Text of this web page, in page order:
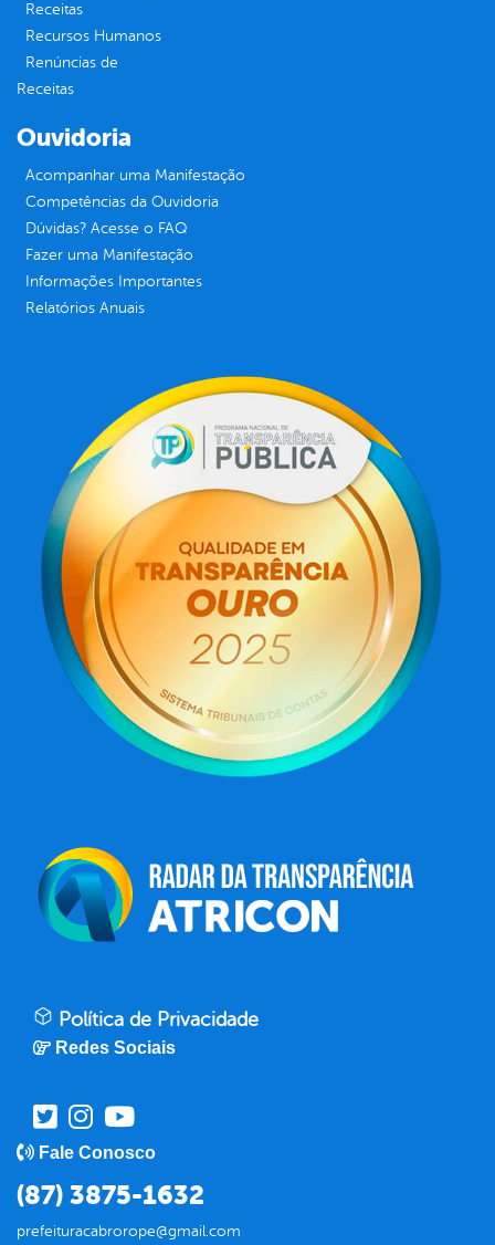
Receitas
Recursos Humanos
Renúncias de
Receitas
Ouvidoria
Acompanhar uma Manifestação
Competências da Ouvidoria
Dúvidas? Acesse o FAQ
Fazer uma Manifestação
Informações Importantes
Relatórios Anuais
Política de Privacidade
Redes Sociais
Fale Conosco
(87) 3875-1632
prefeituracabrorope@gmail.com